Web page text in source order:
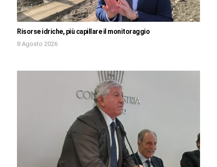
Risorse idriche, più capillare il monitoraggio
8 Agosto 2026